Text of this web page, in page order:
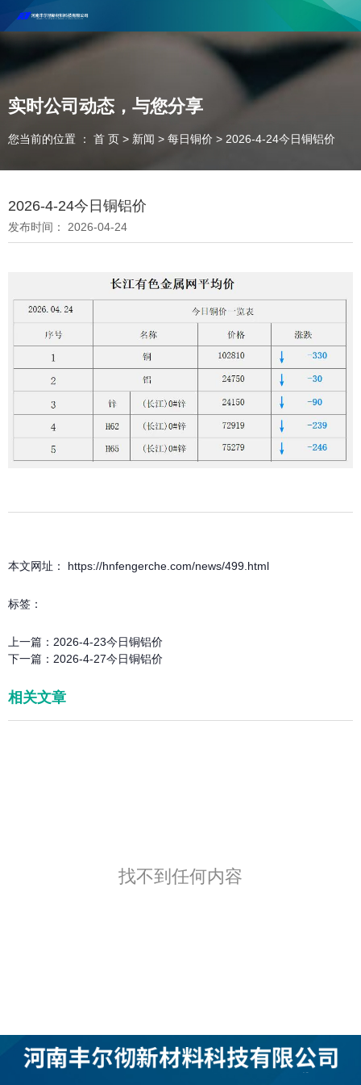
河南丰尔彻新材料科技有限公司欢迎合作咨询！
联系电话：18037947756
实时公司动态，与您分享
您当前的位置 ： 首 页 > 新闻 > 每日铜价 > 2026-4-24今日铜铝价
2026-4-24今日铜铝价
发布时间： 2026-04-24
本文网址： https://hnfengerche.com/news/499.html
标签：
上一篇： 2026-4-23今日铜铝价
下一篇： 2026-4-27今日铜铝价
相关文章
找不到任何内容